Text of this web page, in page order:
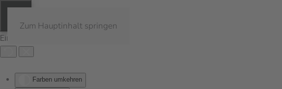
Eingabehilfen öffnen
Farben umkehren
Zum Hauptinhalt springen